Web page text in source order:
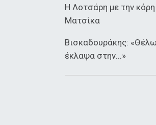
Η Λοτσάρη με την
Ματσίκα
Βισκαδουράκης:
έκλαψα στην...»